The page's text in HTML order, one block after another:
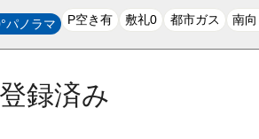
パノラマ P空き有 敷礼0 都市ガス 南
録済み